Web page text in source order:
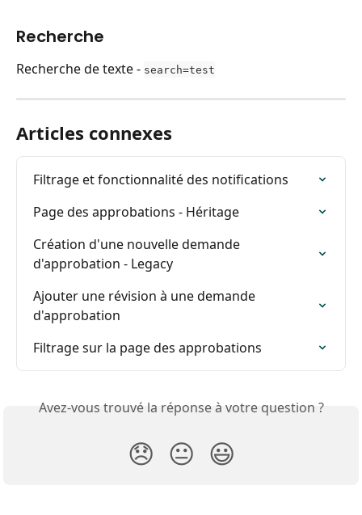
Recherche
Recherche de texte - search=test
Articles connexes
Filtrage et fonctionnalité des notifications
Page des approbations - Héritage
Création d'une nouvelle demande
d'approbation - Legacy
Ajouter une révision à une demande
d'approbation
Filtrage sur la page des approbations
Avez-vous trouvé la réponse à votre question ?
😞 😐 😃